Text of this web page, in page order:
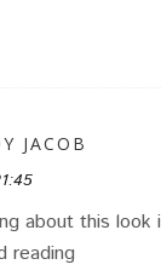
JACOB
about this look
reading